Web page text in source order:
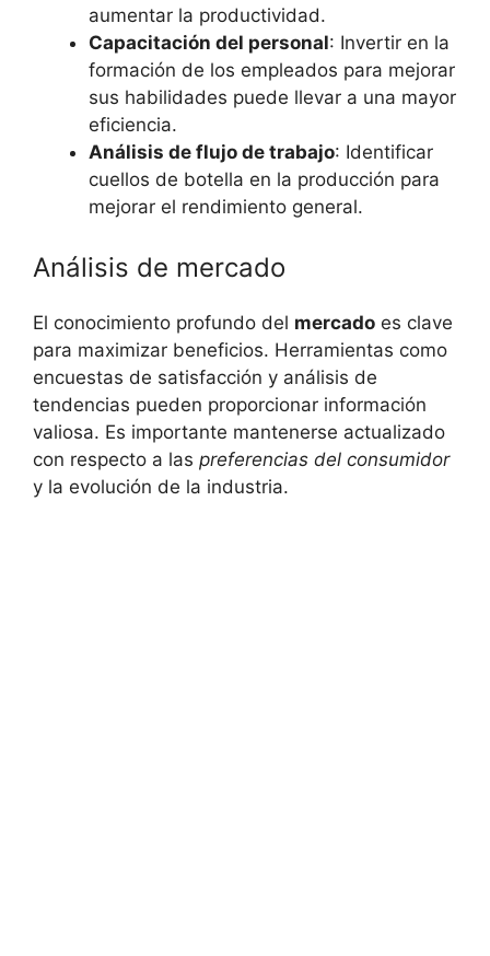
‍aumentar‍ la productividad.
Capacitación⁣ del ⁣personal: Invertir ‍en la‌
formación de los empleados para⁣ mejorar
sus habilidades‍ puede llevar a una​ mayor
eficiencia.
Análisis de flujo​ de trabajo: Identificar
cuellos de botella ‍en la ⁤producción para ​
mejorar⁣ el ​rendimiento‍ general.
Análisis de mercado
El‌ conocimiento ⁢profundo del mercado es clave
para​ maximizar beneficios. ⁤Herramientas como⁣
encuestas de ‌satisfacción y análisis‌ de
‍tendencias pueden ⁣proporcionar información
valiosa.⁢ Es importante ‌mantenerse actualizado
con respecto‌ a las preferencias del consumidor​
y la evolución‍ de ‌la⁣ industria.